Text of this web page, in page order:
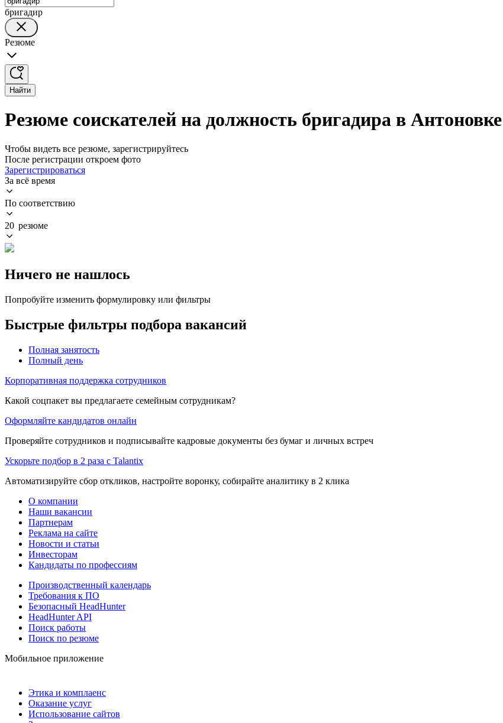
бригадир
Резюме
Найти
Резюме соискателей на должность бригадира в Антоновке
Чтобы видеть все резюме, зарегистрируйтесь
После регистрации откроем фото
Зарегистрироваться
За всё время
По соответствию
20 резюме
Ничего не нашлось
Попробуйте изменить формулировку или фильтры
Быстрые фильтры подбора вакансий
Полная занятость
Полный день
Корпоративная поддержка сотрудников
Какой соцпакет вы предлагаете семейным сотрудникам?
Оформляйте кандидатов онлайн
Проверяйте сотрудников и подписывайте кадровые документы без бумаг и личных встреч
Ускорьте подбор в 2 раза с Talantix
Автоматизируйте сбор откликов, настройте воронку, собирайте аналитику в 2 клика
О компании
Наши вакансии
Партнерам
Реклама на сайте
Новости и статьи
Инвесторам
Кандидаты по профессиям
Производственный календарь
Требования к ПО
Безопасный HeadHunter
HeadHunter API
Поиск работы
Поиск по резюме
Мобильное приложение
Этика и комплаенс
Оказание услуг
Использование сайтов